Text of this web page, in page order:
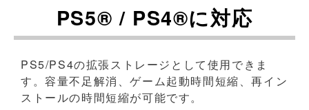
PS5® / PS4®に対応
PS5/PS4の拡張ストレージとして使用できま
す。容量不足解消、ゲーム起動時間短縮、再イン
ストールの時間短縮が可能です。